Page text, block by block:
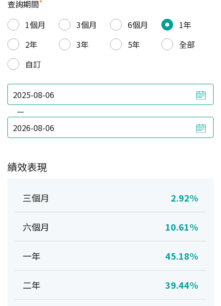
查詢期間*
1個月
3個月 6個月
1年
2年
3年 5年
全部
自訂
—
績效表現
三個月 2.92%
六個月 10.61%
一年 45.18%
二年 39.44%